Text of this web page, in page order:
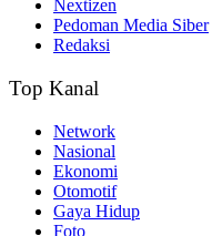
Nextizen
Pedoman Media Siber
Redaksi
Top Kanal
Network
Nasional
Ekonomi
Otomotif
Gaya Hidup
Foto